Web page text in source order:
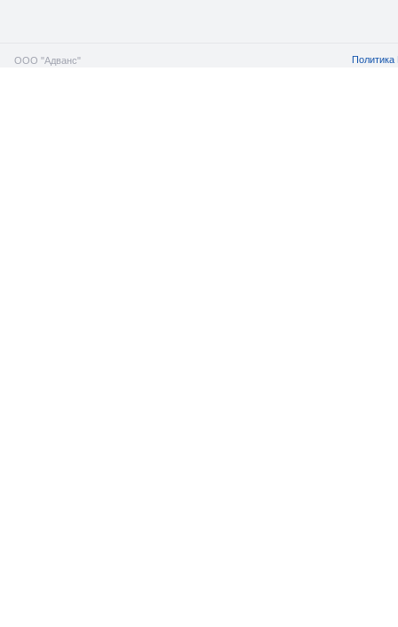
ООО "Адванс" Политика